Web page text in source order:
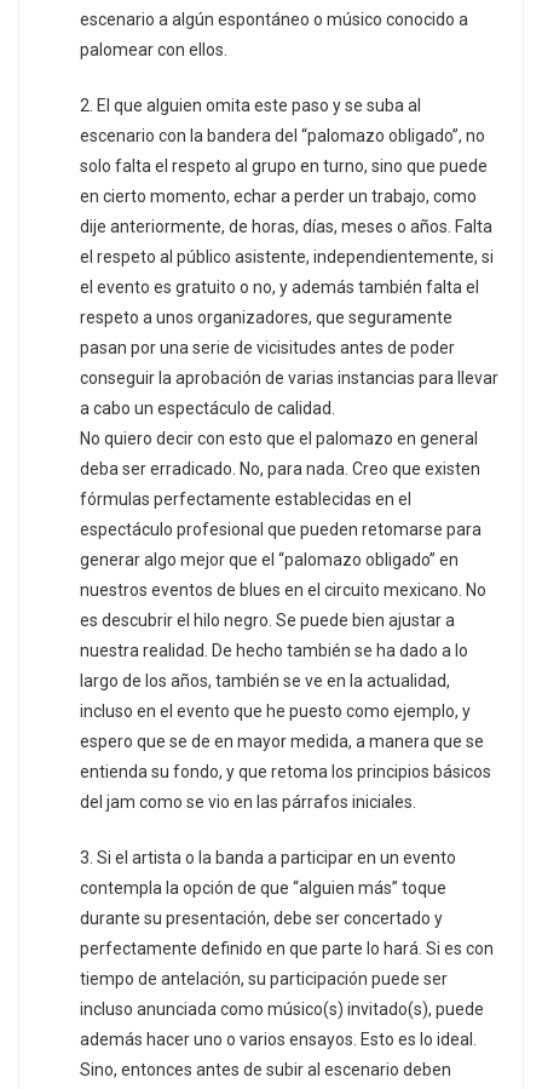
escenario a algún espontáneo o músico conocido a
palomear con ellos.
2. El que alguien omita este paso y se suba al
escenario con la bandera del “palomazo obligado”, no
solo falta el respeto al grupo en turno, sino que puede
en cierto momento, echar a perder un trabajo, como
dije anteriormente, de horas, días, meses o años. Falta
el respeto al público asistente, independientemente, si
el evento es gratuito o no, y además también falta el
respeto a unos organizadores, que seguramente
pasan por una serie de vicisitudes antes de poder
conseguir la aprobación de varias instancias para llevar
a cabo un espectáculo de calidad.
No quiero decir con esto que el palomazo en general
deba ser erradicado. No, para nada. Creo que existen
fórmulas perfectamente establecidas en el
espectáculo profesional que pueden retomarse para
generar algo mejor que el “palomazo obligado” en
nuestros eventos de blues en el circuito mexicano. No
es descubrir el hilo negro. Se puede bien ajustar a
nuestra realidad. De hecho también se ha dado a lo
largo de los años, también se ve en la actualidad,
incluso en el evento que he puesto como ejemplo, y
espero que se de en mayor medida, a manera que se
entienda su fondo, y que retoma los principios básicos
del jam como se vio en las párrafos iniciales.
3. Si el artista o la banda a participar en un evento
contempla la opción de que “alguien más” toque
durante su presentación, debe ser concertado y
perfectamente definido en que parte lo hará. Si es con
tiempo de antelación, su participación puede ser
incluso anunciada como músico(s) invitado(s), puede
además hacer uno o varios ensayos. Esto es lo ideal.
Sino, entonces antes de subir al escenario deben